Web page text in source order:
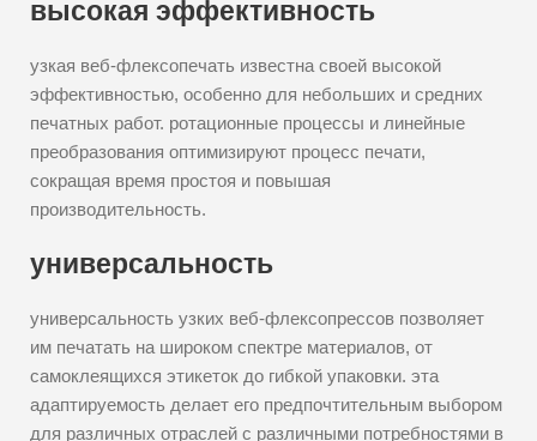
высокая эффективность
узкая веб-флексопечать известна своей высокой
эффективностью, особенно для небольших и средних
печатных работ. ротационные процессы и линейные
преобразования оптимизируют процесс печати,
сокращая время простоя и повышая
производительность.
универсальность
универсальность узких веб-флексопрессов позволяет
им печатать на широком спектре материалов, от
самоклеящихся этикеток до гибкой упаковки. эта
адаптируемость делает его предпочтительным выбором
для различных отраслей с различными потребностями в